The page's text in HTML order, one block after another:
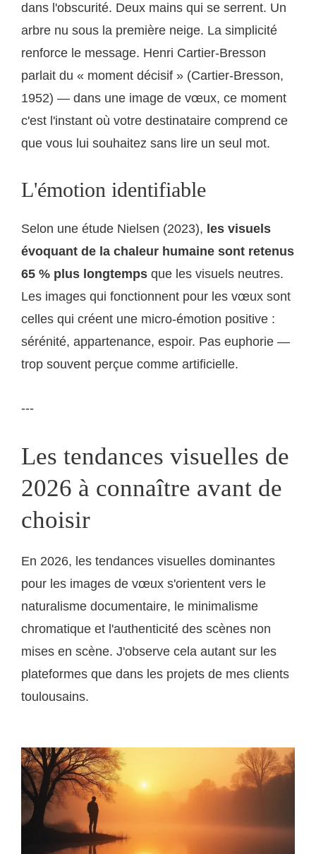
dans l'obscurité. Deux mains qui se serrent. Un
arbre nu sous la première neige. La simplicité
renforce le message. Henri Cartier-Bresson
parlait du « moment décisif » (Cartier-Bresson,
1952) — dans une image de vœux, ce moment
c'est l'instant où votre destinataire comprend ce
que vous lui souhaitez sans lire un seul mot.
L'émotion identifiable
Selon une étude Nielsen (2023), les visuels
évoquant de la chaleur humaine sont retenus
65 % plus longtemps que les visuels neutres.
Les images qui fonctionnent pour les vœux sont
celles qui créent une micro-émotion positive :
sérénité, appartenance, espoir. Pas euphorie —
trop souvent perçue comme artificielle.
---
Les tendances visuelles de
2026 à connaître avant de
choisir
En 2026, les tendances visuelles dominantes
pour les images de vœux s'orientent vers le
naturalisme documentaire, le minimalisme
chromatique et l'authenticité des scènes non
mises en scène. J'observe cela autant sur les
plateformes que dans les projets de mes clients
toulousains.